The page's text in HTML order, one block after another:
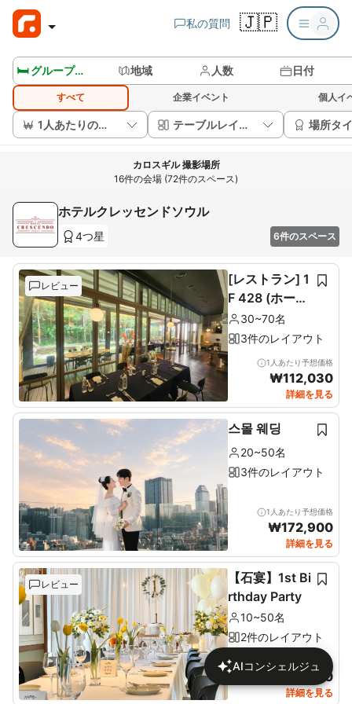
私の質問 🇯🇵
🛏️ グループルームを見る 地域 人数 日付
すべて 企業イベント 個人イ
1人あたりの価格 テーブルレイアウト 場所タ
カロスギル 撮影場所
16件の会場 (72件のスペース)
ホテルクレッセンドソウル
4つ星 6件のスペース
レビュー
[レストラン] 1
F 428 (ホール
60席+ルーム1
0席)
30~70名
3件のレイアウト
1人あたり予想価格
₩112,030
詳細を見る
스몰 웨딩
20~50名
3件のレイアウト
1人あたり予想価格
₩172,900
詳細を見る
レビュー
【石宴】1st Bi
rthday Party
10~50名
2件のレイアウト
1人あたり予想価格
137,680
詳細を見る
AIコンシェルジュ